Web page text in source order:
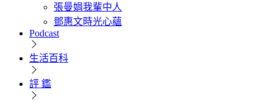
張曼娟我輩中人
鄧惠文時光心蘊
Podcast
生活百科
評 鑑